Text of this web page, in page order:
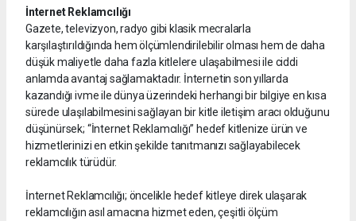
İnternet Reklamcılığı
Gazete, televizyon, radyo gibi klasik mecralarla
karşılaştırıldığında hem ölçümlendirilebilir olması hem de daha
düşük maliyetle daha fazla kitlelere ulaşabilmesi ile ciddi
anlamda avantaj sağlamaktadır. İnternetin son yıllarda
kazandığı ivme ile dünya üzerindeki herhangi bir bilgiye en kısa
sürede ulaşılabilmesini sağlayan bir kitle iletişim aracı olduğunu
düşünürsek; “İnternet Reklamcılığı” hedef kitlenize ürün ve
hizmetlerinizi en etkin şekilde tanıtmanızı sağlayabilecek
reklamcılık türüdür.
İnternet Reklamcılığı; öncelikle hedef kitleye direk ulaşarak
reklamcılığın asıl amacına hizmet eden, çeşitli ölçüm